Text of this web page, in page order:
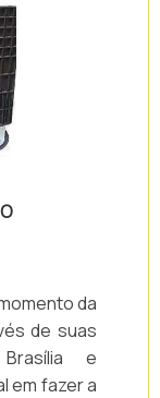
da
de suas
e
em fazer a